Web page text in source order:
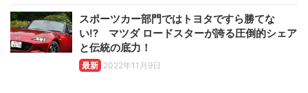
スポーツカー部門ではトヨタですら勝てな
い!? マツダ ロードスターが誇る圧倒的シェア
と伝統の底力！
最新 2022年11月9日